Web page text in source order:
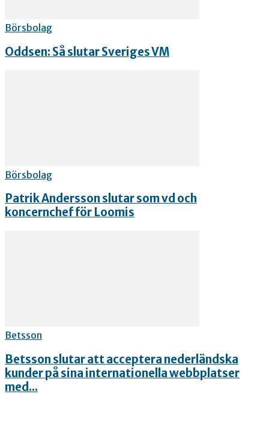
Börsbolag
Oddsen: Så slutar Sveriges VM
Börsbolag
Patrik Andersson slutar som vd och
koncernchef för Loomis
Betsson
Betsson slutar att acceptera nederländska
kunder på sina internationella webbplatser
med...